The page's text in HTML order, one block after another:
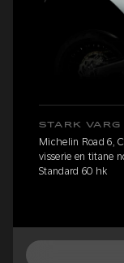
STARK VARG
Michelin Road 6,
visserie en titane
Standard 60 hk